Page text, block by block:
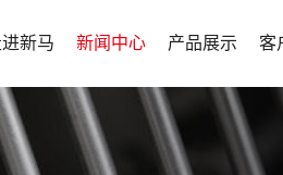
新马
司介绍
发展历程
新闻中心
新闻中心
产品展示
实验型项目整
生产型项目整
客